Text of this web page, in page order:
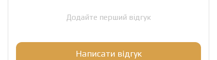
Додайте перший відгук
Написати відгук